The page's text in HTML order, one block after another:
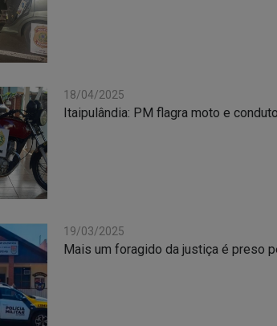
18/04/2025
Itaipulândia: PM flagra moto e
19/03/2025
Mais um foragido da justiça é preso